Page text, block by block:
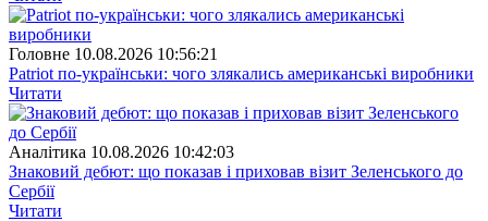
Головне 10.08.2026 10:56:21
Patriot по-українськи: чого злякались американські виробники
Читати
Аналітика 10.08.2026 10:42:03
Знаковий дебют: що показав і приховав візит Зеленського до
Сербії
Читати